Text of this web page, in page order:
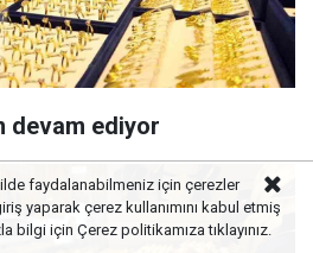
devam ediyor
faydalanabilmeniz için çerezler
yaparak çerez kullanımını kabul etmiş
bilgi için Çerez politikamıza tıklayınız.